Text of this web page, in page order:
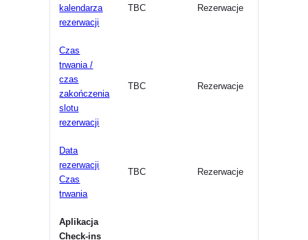
kalendarza
rezerwacji
TBC Rezerwacje
Czas
trwania /
czas
zakończenia
slotu
rezerwacji
TBC Rezerwacje
Data
rezerwacji
Czas
trwania
TBC Rezerwacje
Aplikacja
Check-ins